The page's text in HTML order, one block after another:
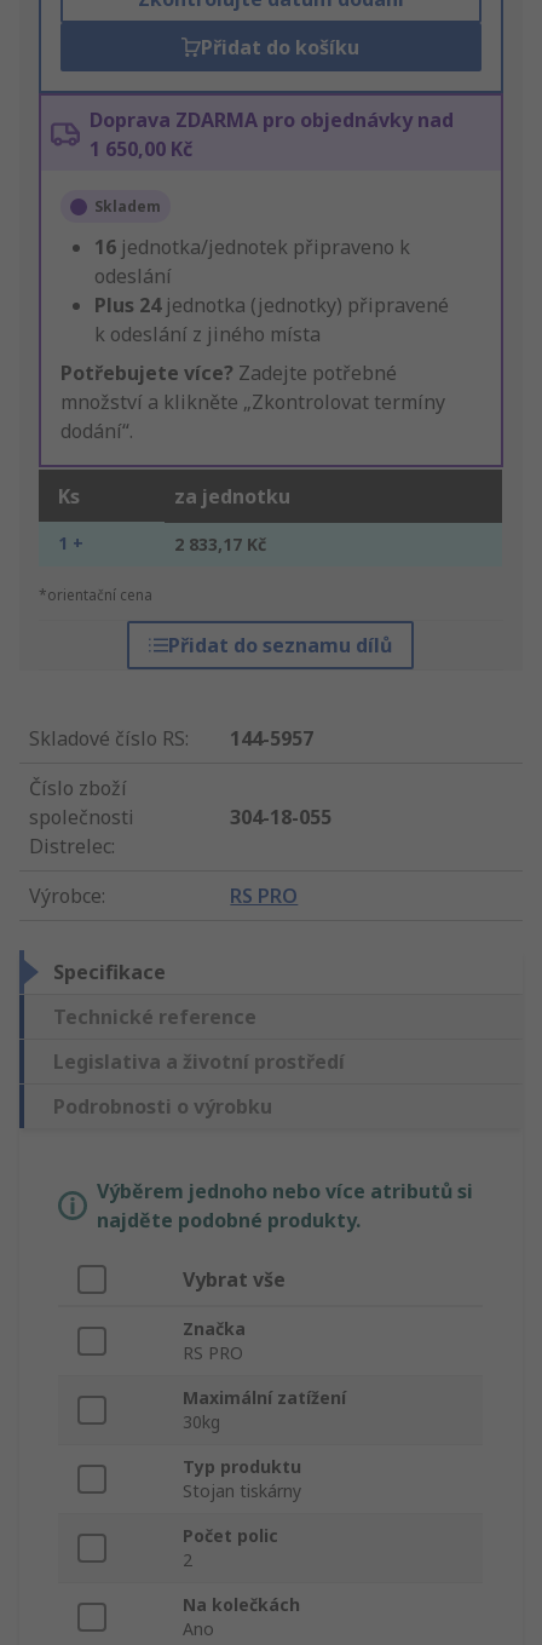
Přidat do košíku
Doprava ZDARMA pro objednávky nad
1 650,00 Kč
Skladem
16 jednotka/jednotek připraveno k
odeslání
Plus 24 jednotka (jednotky) připravené
k odeslání z jiného místa
Potřebujete více? Zadejte potřebné
množství a klikněte „Zkontrolovat termíny
dodání“.
Ks za jednotku
1 + 2 833,17 Kč
*orientační cena
Přidat do seznamu dílů
Skladové číslo RS:
144-5957
Číslo zboží
společnosti
Distrelec:
304-18-055
Výrobce: RS PRO
Specifikace
Technické reference
Legislativa a životní prostředí
Podrobnosti o výrobku
Výběrem jednoho nebo více atributů si
najděte podobné produkty.
Vybrat vše
Značka
RS PRO
Maximální zatížení
30kg
Typ produktu
Stojan tiskárny
Počet polic
2
Na kolečkách
Ano